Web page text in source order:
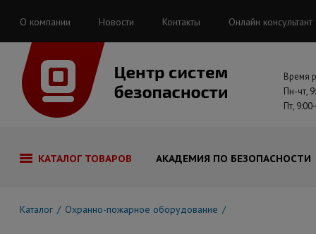
О компании Новости Контакты Онлайн консультант
Время
Пн-чт,
Пт,
КАТАЛОГ ТОВАРОВ АКАДЕМИЯ ПО БЕЗОПАСНОСТИ
Каталог Охранно-пожарное оборудование